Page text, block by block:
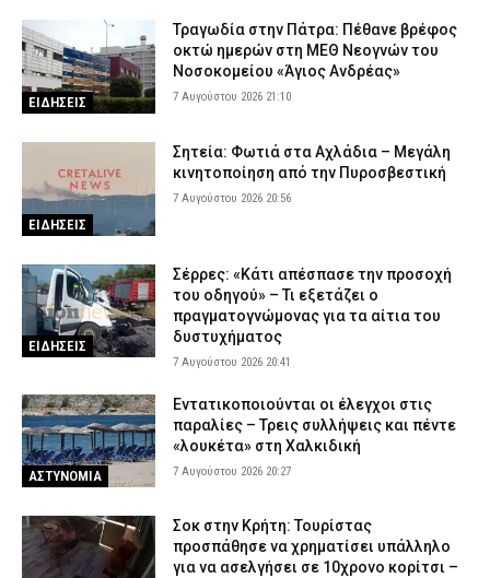
ΕΙΔΗΣΕΙΣ
Τραγωδία στην Πάτρα: Πέθανε βρέφος
οκτώ ημερών στη ΜΕΘ Νεογνών του
Νοσοκομείου «Άγιος Ανδρέας»
7 Αυγούστου 2026 21:10
ΕΙΔΗΣΕΙΣ
Σητεία: Φωτιά στα Αχλάδια – Μεγάλη
κινητοποίηση από την Πυροσβεστική
7 Αυγούστου 2026 20:56
ΕΙΔΗΣΕΙΣ
Σέρρες: «Κάτι απέσπασε την προσοχή
του οδηγού» – Τι εξετάζει ο
πραγματογνώμονας για τα αίτια του
δυστυχήματος
7 Αυγούστου 2026 20:41
ΑΣΤΥΝΟΜΙΑ
Εντατικοποιούνται οι έλεγχοι στις
παραλίες – Τρεις συλλήψεις και πέντε
«λουκέτα» στη Χαλκιδική
7 Αυγούστου 2026 20:27
Σοκ στην Κρήτη: Τουρίστας
προσπάθησε να χρηματίσει υπάλληλο
για να ασελγήσει σε 10χρονο κορίτσι –